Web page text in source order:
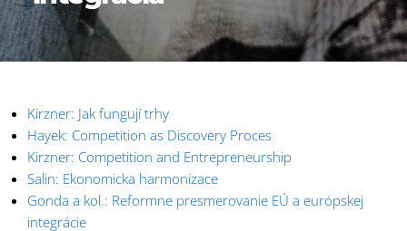
Kirzner: Jak fungují trhy
Hayek: Competition as Discovery Proces
Kirzner: Competition and Entrepreneurship
Salin: Ekonomicka harmonizace
Gonda a kol.: Reformne presmerovanie EÚ a európskej
integrácie